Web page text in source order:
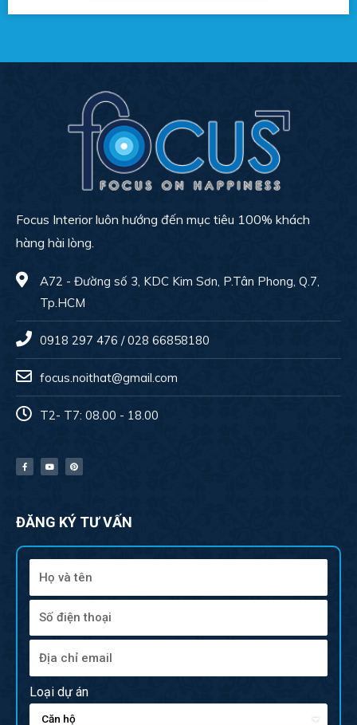
Focus Interior luôn hướng đến mục tiêu 100% khách
hàng hài lòng.
A72 - Đường số 3, KDC Kim Sơn, P.Tân Phong, Q.7,
Tp.HCM
0918 297 476 / 028 66858180
focus.noithat@gmail.com
T2- T7: 08.00 - 18.00
ĐĂNG KÝ TƯ VẤN
Loại dự án